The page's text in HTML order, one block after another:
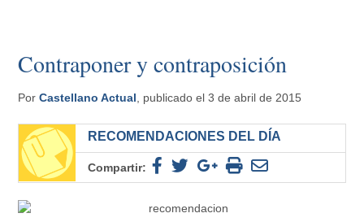
Contraponer y contraposición
PorCastellano Actual , publicado el 3 de abril de 2015
RECOMENDACIONES DEL DÍA
Compartir: